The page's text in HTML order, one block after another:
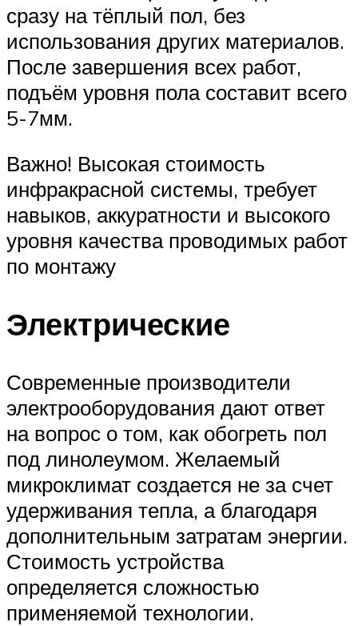
сразу на тёплый пол, без
использования других материалов.
После завершения всех работ,
подъём уровня пола составит всего
5-7мм.
Важно! Высокая стоимость
инфракрасной системы, требует
навыков, аккуратности и высокого
уровня качества проводимых работ
по монтажу
Электрические
Современные производители
электрооборудования дают ответ
на вопрос о том, как обогреть пол
под линолеумом. Желаемый
микроклимат создается не за счет
удерживания тепла, а благодаря
дополнительным затратам энергии.
Стоимость устройства
определяется сложностью
применяемой технологии.